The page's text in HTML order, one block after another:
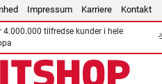
Impressum Karriere Kontakt
4.000.000 tilfredse kunder i hele